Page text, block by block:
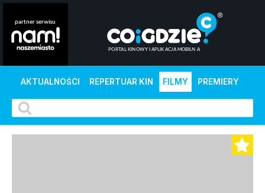
AKTUALNOŚCI REPERTUAR KIN FILMY PREMIERY